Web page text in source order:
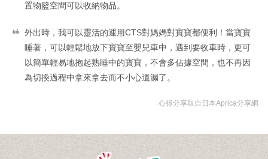
置物籃空間可以收納物品。
外出時，我可以靈活的運用CTS對媽媽對寶寶都便利！當寶寶
睡著，可以輕鬆地放下寶寶至嬰兒車中，遇到要收車時，更可
以簡單輕易地抱起熟睡中的寶寶，不會多佔據空間，也不再因
為切換過程中拿來拿去而不小心遺漏了。
心得分享取自日本Aprica分享網